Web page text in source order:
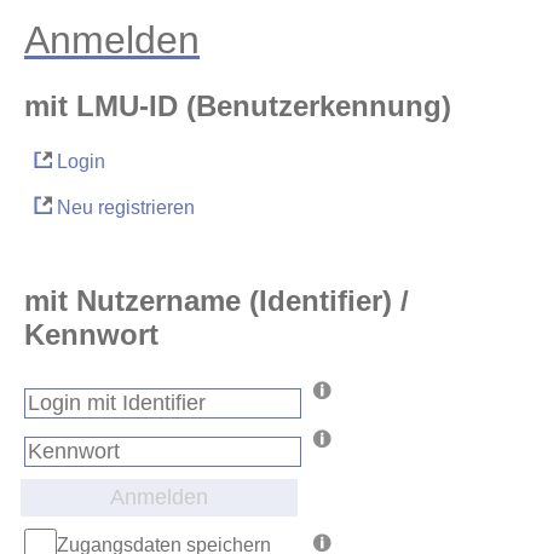
Anmelden
mit LMU-ID (Benutzerkennung)
Login
Neu registrieren
mit Nutzername (Identifier) /
Kennwort
Anmelden
Zugangsdaten speichern